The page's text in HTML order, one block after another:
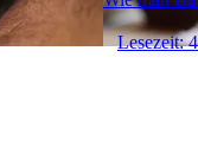
Lesezeit: